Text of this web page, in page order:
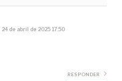
24 de abril de 2025 17:50
RESPONDER